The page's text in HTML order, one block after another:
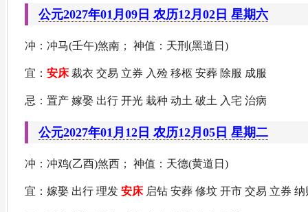
公元2027年01月09日 农历12月02日 星期六
冲：冲马(壬午)煞南； 神值：天刑(黑道日)
宜： 安床裁衣 交易 立券 入殓 移柩 安葬 除服 成服
忌：置产 嫁娶 出行 开光 栽种 动土 破土 入宅 治病
公元2027年01月12日 农历12月05日 星期二
冲：冲鸡(乙酉)煞西； 神值：天德(黄道日)
宜：嫁娶 出行 理发 安床启钻 安葬 修坟 开市 交易 立券 纳